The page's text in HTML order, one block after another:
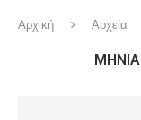
Αρχική Αρχεία